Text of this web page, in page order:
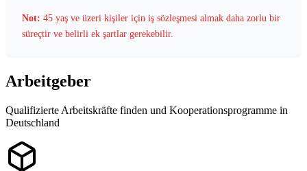
Not: 45 yaş ve üzeri kişiler için iş sözleşmesi almak daha zorlu bir
süreçtir ve belirli ek şartlar gerekebilir.
Arbeitgeber
Qualifizierte Arbeitskräfte finden und Kooperationsprogramme in
Deutschland